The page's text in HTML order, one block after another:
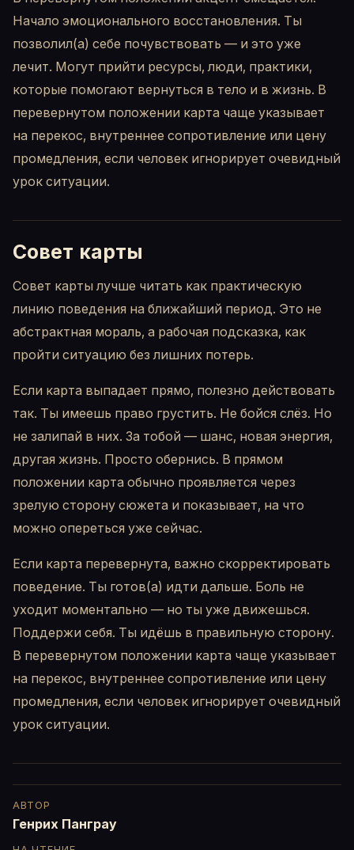
Начало эмоционального восстановления. Ты
позволил(а) себе почувствовать — и это уже
лечит. Могут прийти ресурсы, люди, практики,
которые помогают вернуться в тело и в жизнь. В
перевернутом положении карта чаще указывает
на перекос, внутреннее сопротивление или цену
промедления, если человек игнорирует очевидный
урок ситуации.
Совет карты
Совет карты лучше читать как практическую
линию поведения на ближайший период. Это не
абстрактная мораль, а рабочая подсказка, как
пройти ситуацию без лишних потерь.
Если карта выпадает прямо, полезно действовать
так. Ты имеешь право грустить. Не бойся слёз. Но
не залипай в них. За тобой — шанс, новая энергия,
другая жизнь. Просто обернись. В прямом
положении карта обычно проявляется через
зрелую сторону сюжета и показывает, на что
можно опереться уже сейчас.
Если карта перевернута, важно скорректировать
поведение. Ты готов(а) идти дальше. Боль не
уходит моментально — но ты уже движешься.
Поддержи себя. Ты идёшь в правильную сторону.
В перевернутом положении карта чаще указывает
на перекос, внутреннее сопротивление или цену
промедления, если человек игнорирует очевидный
урок ситуации.
АВТОР
Генрих Панграу